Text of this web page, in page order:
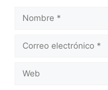
electrónico